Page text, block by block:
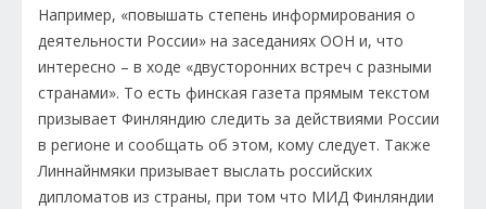
Например, «повышать степень информирования о
деятельности России» на заседаниях ООН и, что
интересно – в ходе «двусторонних встреч с разными
странами». То есть финская газета прямым текстом
призывает Финляндию следить за действиями России
в регионе и сообщать об этом, кому следует. Также
Линнайнмяки призывает выслать российских
дипломатов из страны, при том что МИД Финляндии